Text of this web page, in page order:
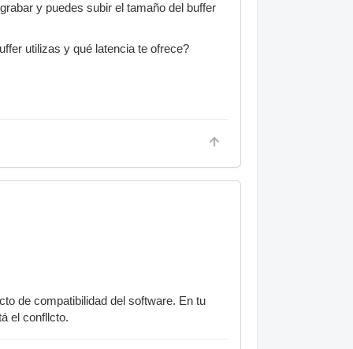
y puedes subir el tamaño del buffer
utilizas y qué latencia te ofrece?
de compatibilidad del software. En tu
el confllcto.